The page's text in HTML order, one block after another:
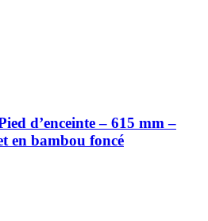
d’enceinte – 615 mm –
en bambou foncé